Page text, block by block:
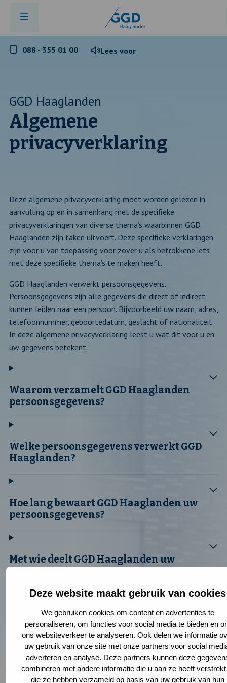
Deze website maakt gebruik van cookies
We gebruiken cookies om content en advertenties te
personaliseren, om functies voor social media te bieden en
ons websiteverkeer te analyseren. Ook delen we informatie
uw gebruik van onze site met onze partners voor social
adverteren en analyse. Deze partners kunnen deze
combineren met andere informatie die u aan ze heeft
die ze hebben verzameld op basis van uw gebruik van hun
Telefoonnummer
088 - 355 01 00 Lees voor
GGD Haaglanden
Algemene
privacyverklaring
Deze algemene privacyverklaring moet worden gelezen in
aanvulling op en in samenhang met de specifieke
privacyverklaringen van diverse thema’s waarbinnen GGD
Haaglanden zijn taken uitvoert. Deze specifieke verklaringen
zijn voor u van toepassing voor zover u als betrokkene iets
met deze specifieke thema’s te maken heeft.
GGD Haaglanden verwerkt persoonsgegevens.
Persoonsgegevens zijn alle gegevens die direct of indirect
kunnen leiden naar een persoon. Bijvoorbeeld uw naam, adres,
telefoonnummer, geboortedatum, geslacht of nationaliteit.
In deze algemene privacyverklaring leest u wat dit voor u en
uw gegevens betekent.
Waarom verzamelt GGD Haaglanden
persoonsgegevens?
Welke persoonsgegevens verwerkt GGD
Haaglanden?
Hoe lang bewaart GGD Haaglanden uw
persoonsgegevens?
Met wie deelt GGD Haaglanden uw
gegevens?
Wat zijn uw rechten?
Maakt de GGD gebruik van een algoritme
en/of automatische besluitvorming?